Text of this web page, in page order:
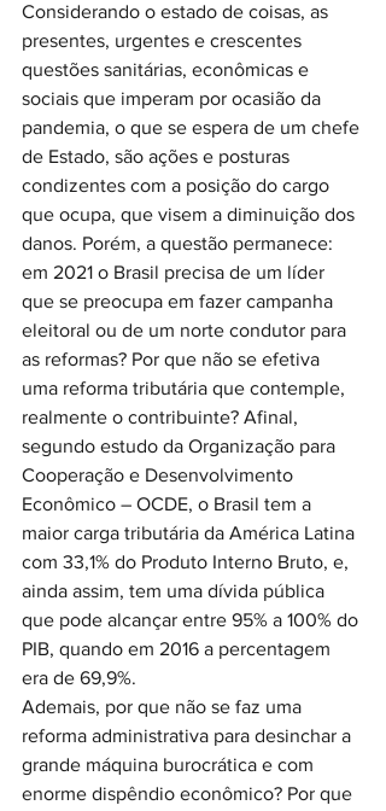
Considerando o estado de coisas, as
presentes, urgentes e crescentes
questões sanitárias, econômicas e
sociais que imperam por ocasião da
pandemia, o que se espera de um chefe
de Estado, são ações e posturas
condizentes com a posição do cargo
que ocupa, que visem a diminuição dos
danos. Porém, a questão permanece:
em 2021 o Brasil precisa de um líder
que se preocupa em fazer campanha
eleitoral ou de um norte condutor para
as reformas? Por que não se efetiva
uma reforma tributária que contemple,
realmente o contribuinte? Afinal,
segundo estudo da Organização para
Cooperação e Desenvolvimento
Econômico – OCDE, o Brasil tem a
maior carga tributária da América Latina
com 33,1% do Produto Interno Bruto, e,
ainda assim, tem uma dívida pública
que pode alcançar entre 95% a 100% do
PIB, quando em 2016 a percentagem
era de 69,9%.
Ademais, por que não se faz uma
reforma administrativa para desinchar a
grande máquina burocrática e com
enorme dispêndio econômico? Por que